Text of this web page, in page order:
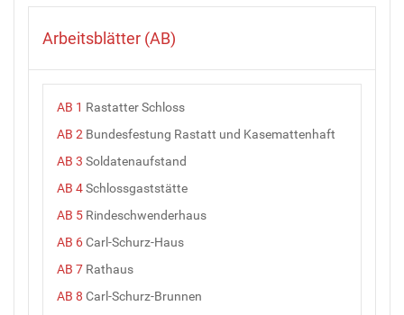
Arbeitsblätter (AB)
AB 1 Rastatter Schloss
AB 2 Bundesfestung Rastatt und Kasemattenhaft
AB 3 Soldatenaufstand
AB 4Schlossgaststätte
AB 5 Rindeschwenderhaus
AB 6Carl-Schurz-Haus
AB 7 Rathaus
AB 8 Carl-Schurz-Brunnen